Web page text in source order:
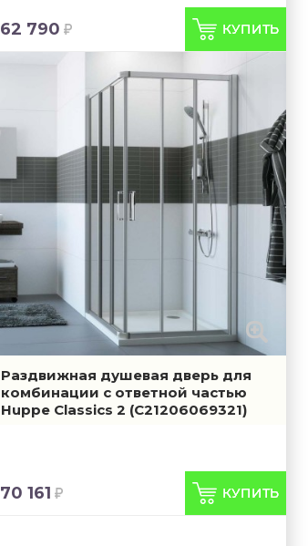
62 790
Раздвижная душевая дверь для
комбинации с ответной частью
Huppe Classics 2 (C21206069321)
70 161